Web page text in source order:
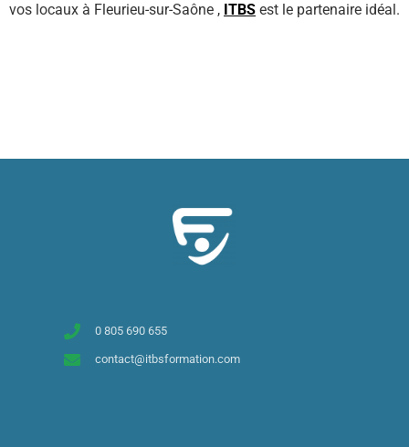
vos locaux à Fleurieu-sur-Saône , ITBS est le partenaire idéal.
0 805 690 655
contact@itbsformation.com